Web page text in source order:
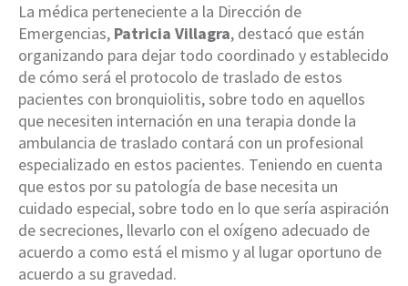
La médica perteneciente a la Dirección de
Emergencias, Patricia Villagra, destacó que están
organizando para dejar todo coordinado y establecido
de cómo será el protocolo de traslado de estos
pacientes con bronquiolitis, sobre todo en aquellos
que necesiten internación en una terapia donde la
ambulancia de traslado contará con un profesional
especializado en estos pacientes. Teniendo en cuenta
que estos por su patología de base necesita un
cuidado especial, sobre todo en lo que sería aspiración
de secreciones, llevarlo con el oxígeno adecuado de
acuerdo a como está el mismo y al lugar oportuno de
acuerdo a su gravedad.